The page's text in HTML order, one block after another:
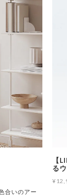
合いのアー
【
る